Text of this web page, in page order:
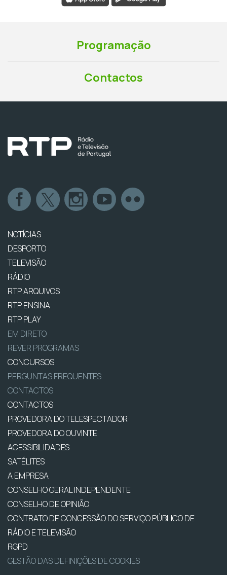
Programação
Contactos
NOTÍCIAS
DESPORTO
TELEVISÃO
RÁDIO
RTP ARQUIVOS
RTP ENSINA
RTP PLAY
EM DIRETO
REVER PROGRAMAS
CONCURSOS
PERGUNTAS FREQUENTES
CONTACTOS
CONTACTOS
PROVEDORA DO TELESPECTADOR
PROVEDORA DO OUVINTE
ACESSIBILIDADES
SATÉLITES
A EMPRESA
CONSELHO GERAL INDEPENDENTE
CONSELHO DE OPINIÃO
CONTRATO DE CONCESSÃO DO SERVIÇO PÚBLICO DE
RÁDIO E TELEVISÃO
RGPD
GESTÃO DAS DEFINIÇÕES DE COOKIES